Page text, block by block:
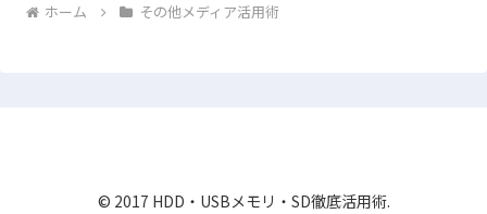
ホーム その他メディア活用術
© 2017 HDD・USBメモリ・SD徹底活用術.